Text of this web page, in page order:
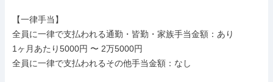
【一律手当】
全員に一律で支払われる通勤・皆勤・家族手当金額：あり
1ヶ月あたり5000円 〜 2万5000円
全員に一律で支払われるその他手当金額：なし